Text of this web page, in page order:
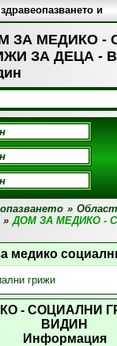
ЗА МЕДИКО -
ЗА ДЕЦА -
и
заведения в
»
» ДОМ ЗА МЕДИКО -
медико
грижи
- СОЦИАЛНИ
ВИДИН
Информация